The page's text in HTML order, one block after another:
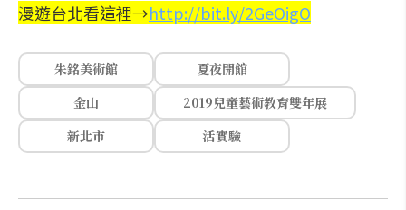
漫遊台北看這裡→http://bit.ly/2GeOigO
朱銘美術館
夏夜開館
金山
2019兒童藝術教育雙年展
新北市
活實驗